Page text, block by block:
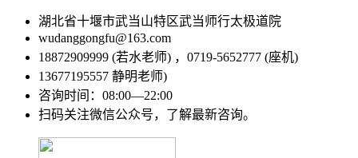
湖北省十堰市武当山特区武当师行太极道院
wudanggongfu@163.com
18872909999 (若水老师) ，0719-5652777 (座机)
13677195557 静明老师)
咨询时间：08:00—22:00
扫码关注微信公众号，了解最新咨询。